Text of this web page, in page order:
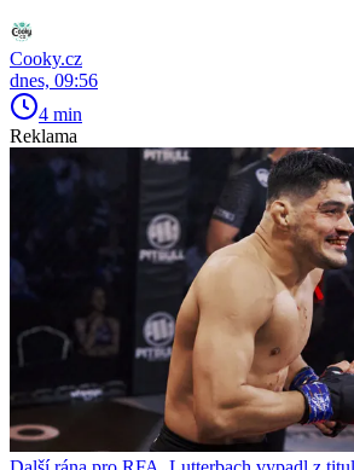
Cooky.cz
dnes, 09:56
4 min
Reklama